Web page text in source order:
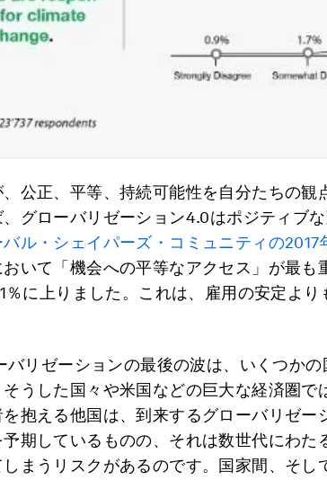
、公正、平等、持続可能性を自分たちの観
グローバリゼーション4.0はポジティブ
バル・シェイパーズ・コミュニティの2017
いて「機会への平等なアクセス」が最も
％に上りました。これは、雇用の安定より
バリゼーションの最後の波は、いくつか
うした国々や米国などの巨大な経済圏で
抱える他国は、到来するグローバリゼー
期しているものの、それは数世代にわた
まうリスクがあるのです。国家間、そし